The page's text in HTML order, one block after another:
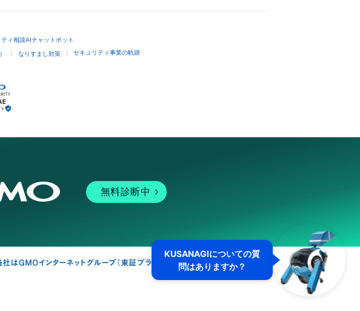
ィ相談AIチャットボット
なりすまし対策 セキュリティ事業の軌跡
無料診断中
KUSANAGIについての質
問はありますか？